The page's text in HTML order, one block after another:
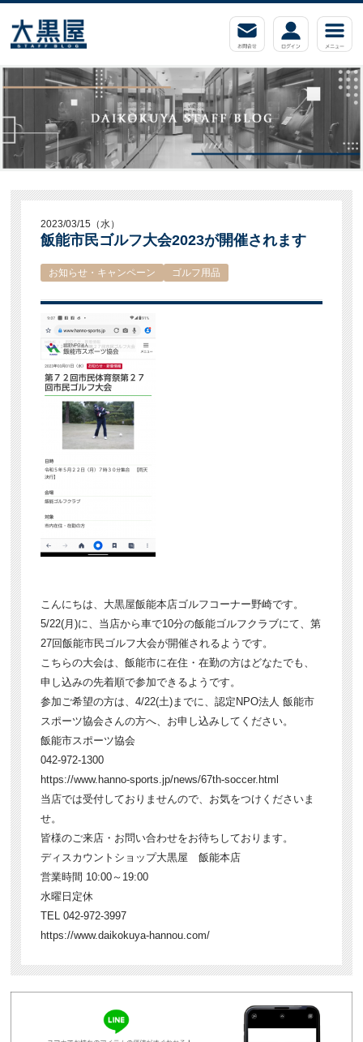
2023/03/15（水）
飯能市民ゴルフ大会2023が開催されます
お知らせ・キャンペーン ゴルフ用品
こんにちは、大黒屋飯能本店ゴルフコーナー野崎です。
5/22(月)に、当店から車で10分の飯能ゴルフクラブにて、第
27回飯能市民ゴルフ大会が開催されるようです。
こちらの大会は、飯能市に在住・在勤の方はどなたでも、
申し込みの先着順で参加できるようです。
参加ご希望の方は、4/22(土)までに、認定NPO法人 飯能市
スポーツ協会さんの方へ、お申し込みしてください。
飯能市スポーツ協会
042-972-1300
https://www.hanno-sports.jp/news/67th-soccer.html
当店では受付しておりませんので、お気をつけくださいま
せ。
皆様のご来店・お問い合わせをお待ちしております。
ディスカウントショップ大黒屋 飯能本店
営業時間 10:00～19:00
水曜日定休
TEL 042-972-3997
https://www.daikokuya-hannou.com/